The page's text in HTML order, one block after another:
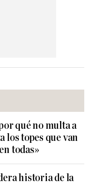
qué no multa a
los topes que van
todas»
historia de la